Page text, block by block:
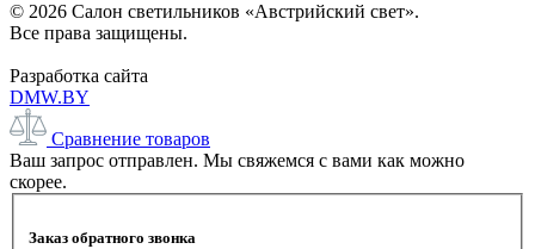
© 2026 Салон светильников «Австрийский свет».
Все права защищены.
Разработка сайта
DMW.BY
Сравнение товаров
Ваш запрос отправлен. Мы свяжемся с вами как можно
скорее.
Заказ обратного звонка